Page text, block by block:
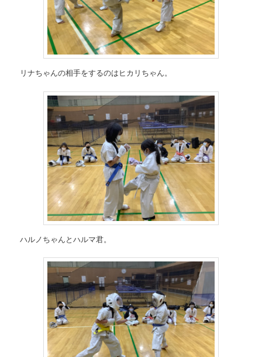
リナちゃんの相手をするのはヒカリちゃん。
ハルノちゃんとハルマ君。